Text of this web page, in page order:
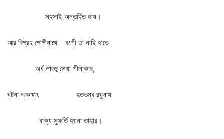
সহসাই অন্তর্হিত হায়।
আর বিগ্রহ গোপীনাথে বংশী ত’ নাহি হাতে
অর্ধ লাড্ডু সেথা শীলাকার,
ঘটনা অকষ্মাৎ হতভম্ব রঘুনাথ
বাক্য স্ফুর্তি হয়না তাহার।